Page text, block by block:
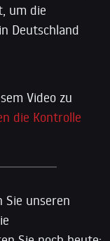
um die
Deutschland
Video zu
die Kontrolle
Sie unseren